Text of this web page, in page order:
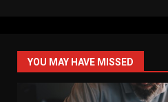
YOU MAY HAVE MISSED